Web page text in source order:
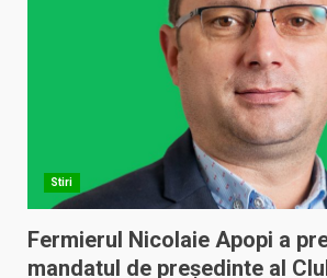
Stiri
Fermierul Nicolaie Apopi a
mandatul de președinte al